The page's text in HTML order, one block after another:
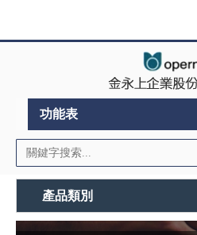
功能表
產品類別